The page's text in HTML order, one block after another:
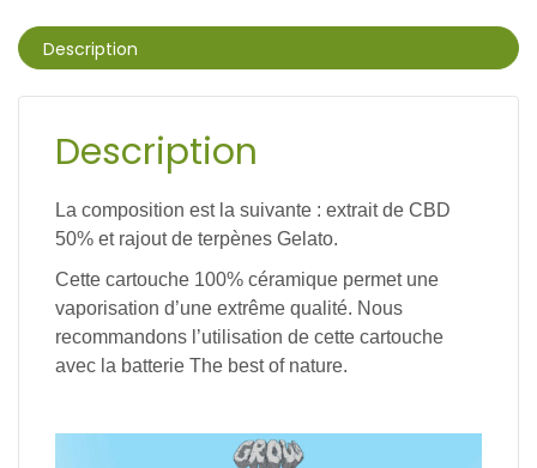
Description
Description
La composition est la suivante : extrait de CBD
50% et rajout de terpènes Gelato.
Cette cartouche 100% céramique permet une
vaporisation d’une extrême qualité. Nous
recommandons l’utilisation de cette cartouche
avec la batterie The best of nature.